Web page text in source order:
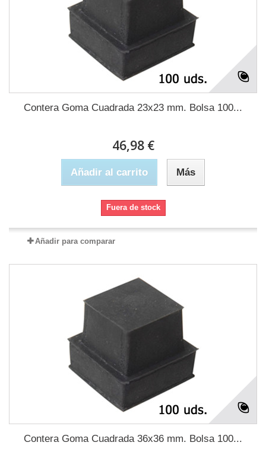
Contera Goma Cuadrada 23x23 mm. Bolsa 100...
46,98 €
Añadir al carrito Más
Fuera de stock
Añadir para comparar
Contera Goma Cuadrada 36x36 mm. Bolsa 100...